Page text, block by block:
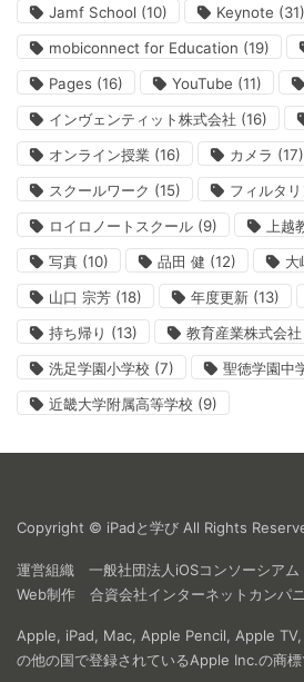
Jamf School (10) Keynote (31)
mobiconnect for Education (19)
Pages (16) YouTube (11)
インヴェンティット株式会社 (16)
オンライン授業 (16) カメラ (17)
スクールワーク (15) フィルタ
ロイロノートスクール (9) 上越
写真 (10) 品田 健 (12) 大
山口 宗芳 (18) 年度更新 (13)
持ち帰り (13) 教育産業株式会社
洗足学園小学校 (7) 聖徳学園中
近畿大学附属高等学校 (9)
Copyright © iPadと学び All Rights
運営組織 一般社団法人iOSコンソーシアム
Web制作 合資会社インターネットカンパ
Apple, iPad, Mac, Apple Pencil, Apple TV,
の他の国で登録されているApple Inc.の商標